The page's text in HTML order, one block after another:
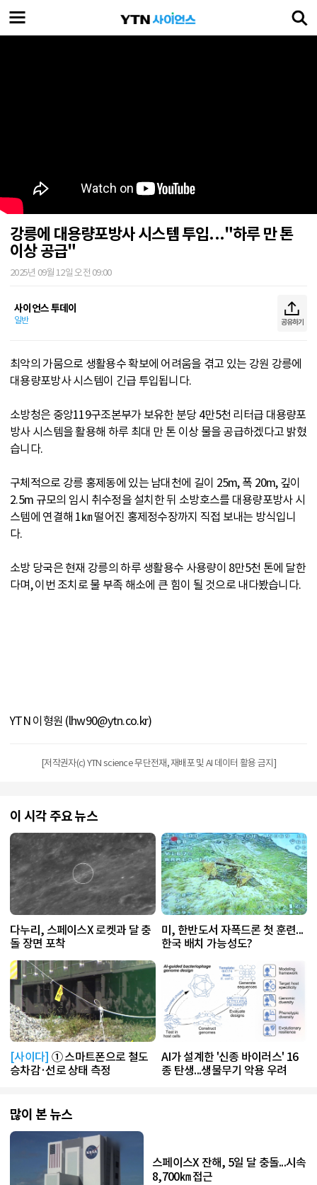
강릉에 대용량포방사 시스템 투입..."하루 만 톤
이상 공급"
2025년 09월 12일 오전 09:00
사이언스 투데이
일반 공유하기
최악의 가뭄으로 생활용수 확보에 어려움을 겪고 있는 강원 강릉에
대용량포방사 시스템이 긴급 투입됩니다.
소방청은 중앙119구조본부가 보유한 분당 4만5천 리터급 대용량포
방사 시스템을 활용해 하루 최대 만 톤 이상 물을 공급하겠다고 밝혔
습니다.
구체적으로 강릉 홍제동에 있는 남대천에 길이 25m, 폭 20m, 깊이
2.5m 규모의 임시 취수정을 설치한 뒤 소방호스를 대용량포방사 시
스템에 연결해 1㎞ 떨어진 홍제정수장까지 직접 보내는 방식입니
다.
소방 당국은 현재 강릉의 하루 생활용수 사용량이 8만5천 톤에 달한
다며, 이번 조치로 물 부족 해소에 큰 힘이 될 것으로 내다봤습니다.
YTN 이형원 (lhw90@ytn.co.kr)
[저작권자(c) YTN science 무단전재, 재배포 및 AI 데이터 활용 금지]
이 시각 주요 뉴스
다누리, 스페이스X 로켓과 달 충
돌 장면 포착
미, 한반도서 자폭드론 첫 훈련...
한국 배치 가능성도?
[사이다] ① 스마트폰으로 철도
승차감·선로 상태 측정
AI가 설계한 '신종 바이러스' 16
종 탄생...생물무기 악용 우려
많이 본 뉴스
스페이스X 잔해, 5일 달 충돌...시속
8,700㎞ 접근